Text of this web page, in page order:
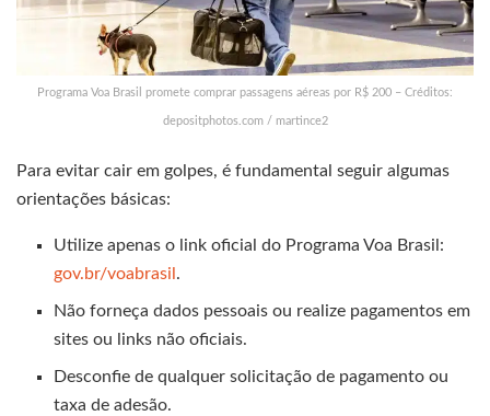
Programa Voa Brasil promete comprar passagens aéreas por R$ 200 – Créditos:
depositphotos.com / martince2
Para evitar cair em golpes, é fundamental seguir algumas
orientações básicas:
Utilize apenas o link oficial do Programa Voa Brasil:
gov.br/voabrasil .
Não forneça dados pessoais ou realize pagamentos em
sites ou links não oficiais.
Desconfie de qualquer solicitação de pagamento ou
taxa de adesão.